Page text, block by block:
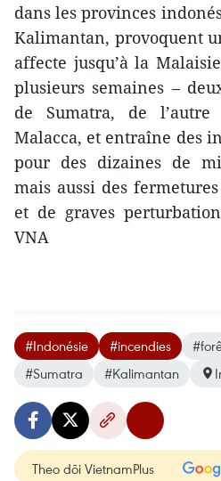
dans les provinces
Kalimantan, provoquent
affecte jusqu’à la
plusieurs semaines –
de Sumatra, de
Malacca, et entraîne des
pour des dizaines de
mais aussi des
et de graves
VNA
#Indonésie #incendies
#Sumatra
#Kalimantan
Theo dõi VietnamPlus